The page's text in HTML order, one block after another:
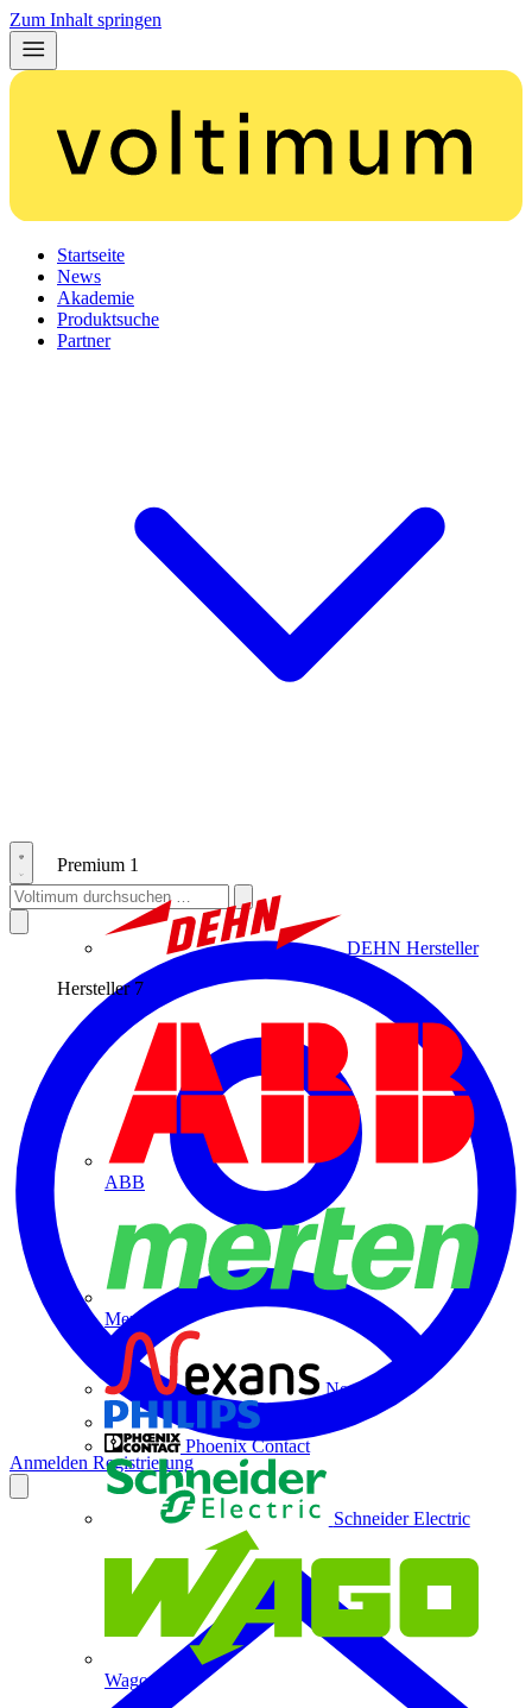
Zum Inhalt springen
Startseite
News
Akademie
Produktsuche
Partner
Premium 1
DEHN Hersteller
Hersteller 7
ABB
Merten
Nexans
Phoenix Contact
Schneider Electric
Wago
Anmelden Registrierung